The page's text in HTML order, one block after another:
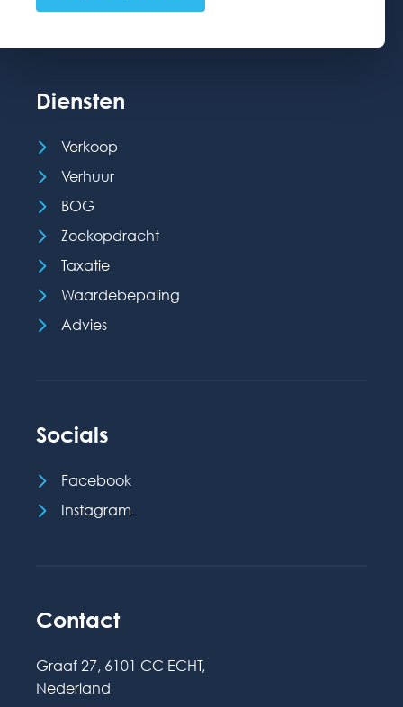
Diensten
Verkoop
Verhuur
BOG
Zoekopdracht
Taxatie
Waardebepaling
Advies
Socials
Facebook
Instagram
Contact
Graaf 27, 6101 CC ECHT,
Nederland